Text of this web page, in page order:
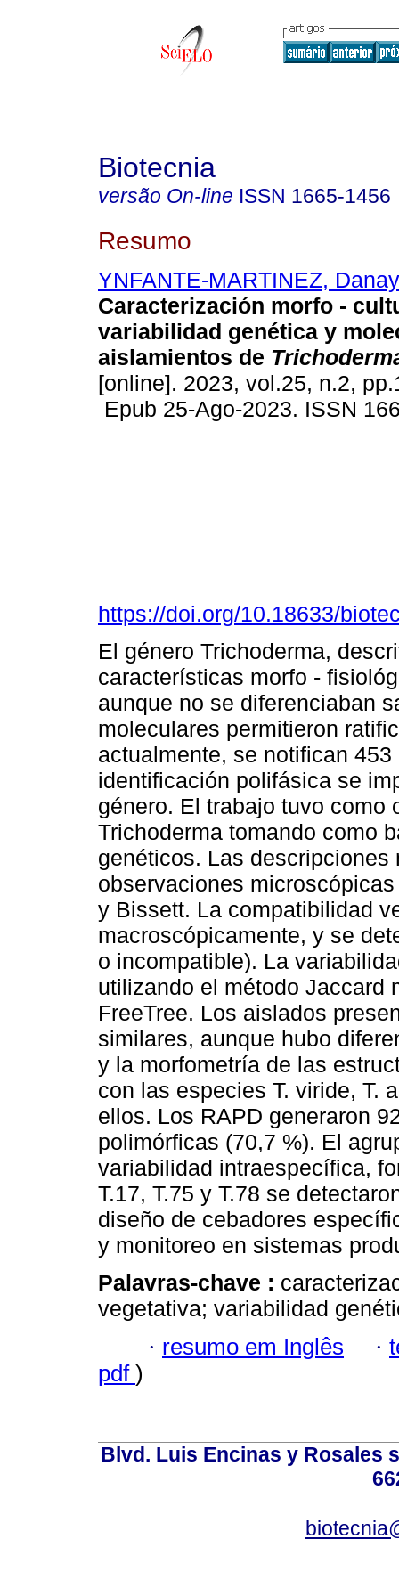
Biotecnia
versão On-line ISSN 1665-1456
Resumo
YNFANTE-MARTINEZ, Danay
Caracterización morfo -
variabilidad genética y
aislamientos de
[online]. 2023, vol.25, n.2,
Epub 25-Ago-2023. ISSN
https://doi.org/10.18633/
El género Trichoderma,
características morfo -
aunque no se diferenciaban
moleculares permitieron
actualmente, se notifican
identificación polifásica se
género. El trabajo tuvo como
Trichoderma tomando como
genéticos. Las
observaciones
y Bissett. La compatibilidad
macroscópicamente, y se
o incompatible). La
utilizando el método Jaccard
FreeTree. Los aislados
similares, aunque hubo
y la morfometría de las
con las especies T. viride, T.
ellos. Los RAPD generaron
polimórficas (70,7 %). El
variabilidad intraespecífica,
T.17, T.75 y T.78 se
diseño de cebadores
y monitoreo en sistemas
Palavras-chave :
vegetativa; variabilidad
· resumo em Inglês ·
pdf )
Blvd. Luis Encinas y Rosales